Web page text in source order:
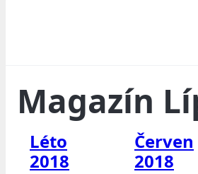
Magazín
Léto
2018
Červen
2018